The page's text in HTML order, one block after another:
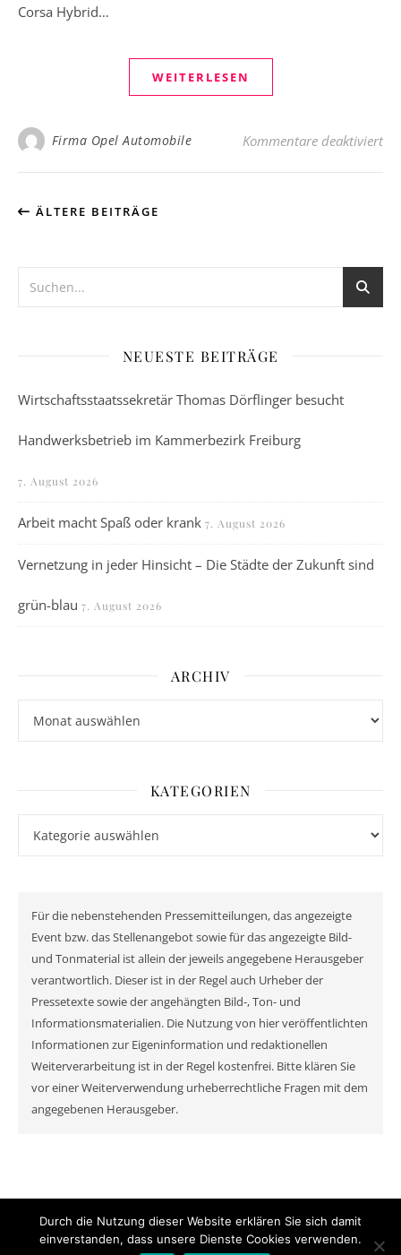
Corsa Hybrid…
WEITERLESEN
Firma Opel Automobile Kommentare deaktiviertfür
ÄLTERE BEITRÄGE
NEUESTE BEITRÄGE
Wirtschaftsstaatssekretär Thomas Dörflinger besucht
Handwerksbetrieb im Kammerbezirk Freiburg
7. August 2026
Arbeit macht Spaß oder krank 7. August 2026
Vernetzung in jeder Hinsicht – Die Städte der Zukunft sind
grün-blau 7. August 2026
ARCHIV
KATEGORIEN
Für die nebenstehenden Pressemitteilungen, das angezeigte
Event bzw. das Stellenangebot sowie für das angezeigte Bild-
und Tonmaterial ist allein der jeweils angegebene Herausgeber
verantwortlich. Dieser ist in der Regel auch Urheber der
Pressetexte sowie der angehängten Bild-, Ton- und
Informationsmaterialien. Die Nutzung von hier veröffentlichten
Informationen zur Eigeninformation und redaktionellen
Weiterverarbeitung ist in der Regel kostenfrei. Bitte klären Sie
vor einer Weiterverwendung urheberrechtliche Fragen mit dem
angegebenen Herausgeber.
© MyNewsChannel 2026
Durch die Nutzung dieser Website erklären Sie sich damit
einverstanden, dass unsere Dienste Cookies verwenden.